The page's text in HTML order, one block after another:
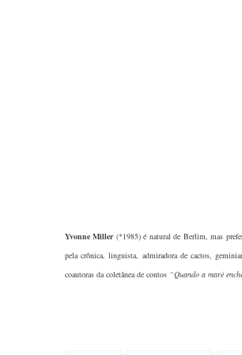
Yvonne Miller(*1985)é natural de Berlim, mas
pela crônica, linguista, admiradora de cactos,
coautoras da coletânea de contos “Quando a maré